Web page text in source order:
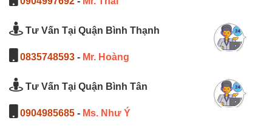
Tư Vấn Tại Quận Bình Thạnh
0835748593 - Mr. Hoàng
Tư Vấn Tại Quận Bình Tân
0904985685 - Ms. Như Ý